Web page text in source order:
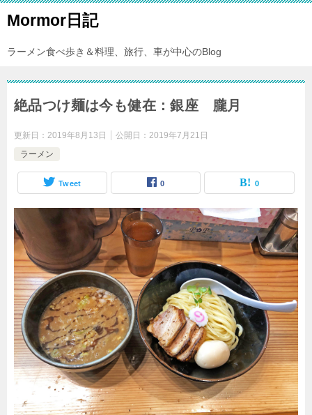
Mormor日記
ラーメン食べ歩き＆料理、旅行、車が中心のBlog
絶品つけ麺は今も健在：銀座 朧月
更新日： 2019年8月13日 公開日： 2019年7月21日
ラーメン
Tweet 0 0